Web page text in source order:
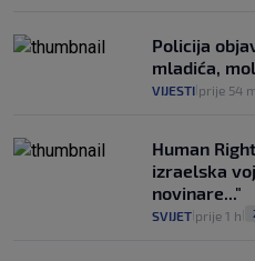
Policija
mladića,
VIJESTI prije 54
Human
izraelska
novinare..."
SVIJET prije 1 h